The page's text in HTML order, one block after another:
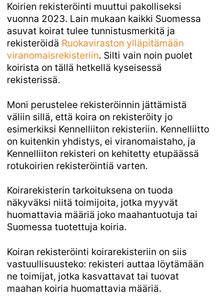
Koirien rekisteröinti muuttui pakolliseksi
vuonna 2023. Lain mukaan kaikki Suomessa
asuvat koirat tulee tunnistusmerkitä ja
rekisteröidä Ruokaviraston ylläpitämään
viranomaisrekisteriin. Silti vain noin puolet
koirista on tällä hetkellä kyseisessä
rekisterissä.
Moni perustelee rekisteröinnin jättämistä
väliin sillä, että koira on rekisteröity jo
esimerkiksi Kennelliiton rekisteriin. Kennelliitto
on kuitenkin yhdistys, ei viranomaistaho, ja
Kennelliiton rekisteri on kehitetty etupäässä
rotukoirien rekisteröintiä varten.
Koirarekisterin tarkoituksena on tuoda
näkyväksi niitä toimijoita, jotka myyvät
huomattavia määriä joko maahantuotuja tai
Suomessa tuotettuja koiria.
Koiran rekisteröinti koirarekisteriin on siis
vastuullisuusteko: rekisteri auttaa löytämään
ne toimijat, jotka kasvattavat tai tuovat
maahan koiria huomattavia määriä.